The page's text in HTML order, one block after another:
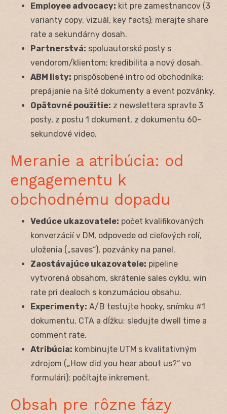
Employee advocacy: kit pre zamestnancov (3
varianty copy, vizuál, key facts); merajte share
rate a sekundárny dosah.
Partnerstvá: spoluautorské posty s
vendorom/klientom; kredibilita a nový dosah.
ABM listy: prispôsobené intro od obchodníka;
prepájanie na šité dokumenty a event pozvánky.
Opätovné použitie: z newslettera spravte 3
posty, z postu 1 dokument, z dokumentu 60-
sekundové video.
Meranie a atribúcia: od
engagementu k
obchodnému dopadu
Vedúce ukazovatele: počet kvalifikovaných
konverzácií v DM, odpovede od cieľových rolí,
uloženia („saves“), pozvánky na panel.
Zaostávajúce ukazovatele: pipeline
vytvorená obsahom, skrátenie sales cyklu, win
rate pri dealoch s konzumáciou obsahu.
Experimenty: A/B testujte hooky, snímku #1
dokumentu, CTA a dĺžku; sledujte dwell time a
comment rate.
Atribúcia: kombinujte UTM s kvalitativným
zdrojom („How did you hear about us?“ vo
formulári); počítajte inkrement.
Obsah pre rôzne fázy